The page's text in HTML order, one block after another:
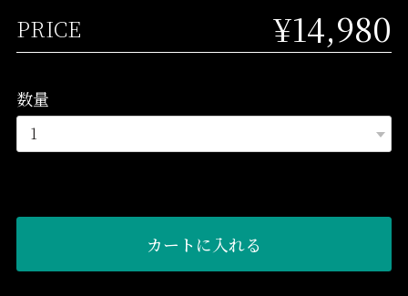
PRICE ¥14,980
数量
カートに入れる